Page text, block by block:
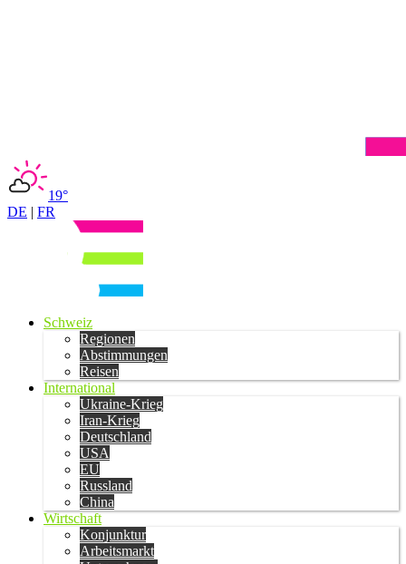
19°
DE | FR
Schweiz
Regionen
Abstimmungen
Reisen
International
Ukraine-Krieg
Iran-Krieg
Deutschland
USA
EU
Russland
China
Wirtschaft
Konjunktur
Arbeitsmarkt